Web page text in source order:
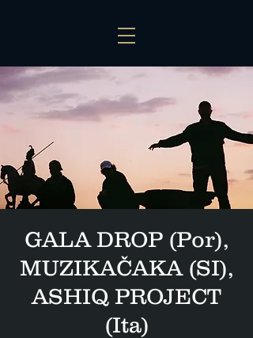
GALA DROP (Por),
MUZIKAČAKA (SI),
ASHIQ PROJECT
(Ita)